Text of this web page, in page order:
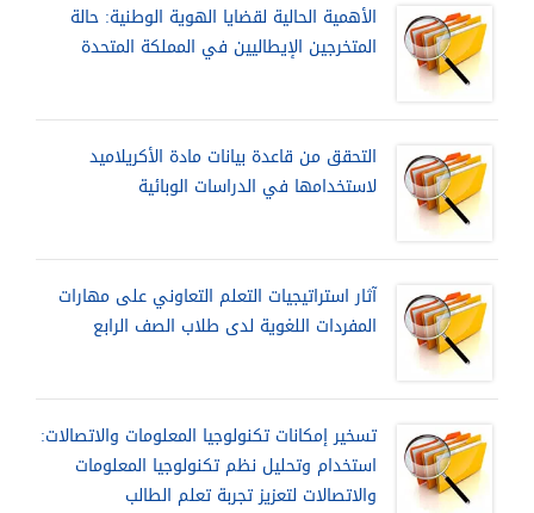
الأهمية الحالية لقضايا الهوية الوطنية: حالة
المتخرجين الإيطاليين في المملكة المتحدة
التحقق من قاعدة بيانات مادة الأكريلاميد
لاستخدامها في الدراسات الوبائية
آثار استراتيجيات التعلم التعاوني على مهارات
المفردات اللغوية لدى طلاب الصف الرابع
تسخير إمكانات تكنولوجيا المعلومات والاتصالات:
استخدام وتحليل نظم تكنولوجيا المعلومات
والاتصالات لتعزيز تجربة تعلم الطالب